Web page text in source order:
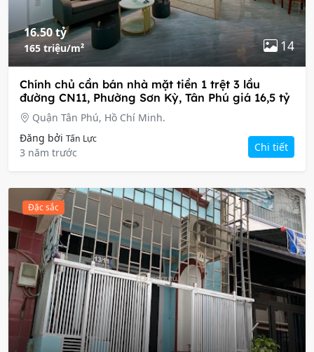
16.50 tỷ
165 triệu/m² 14
Chính chủ cần bán nhà mặt tiền 1 trệt 3 lầu
đường CN11, Phường Sơn Kỳ, Tân Phú giá 16,5 tỷ
Quận Tân Phú, Hồ Chí Minh.
Đăng bởi Tấn Lực
3 năm trước Chi tiết
Đặc sắc